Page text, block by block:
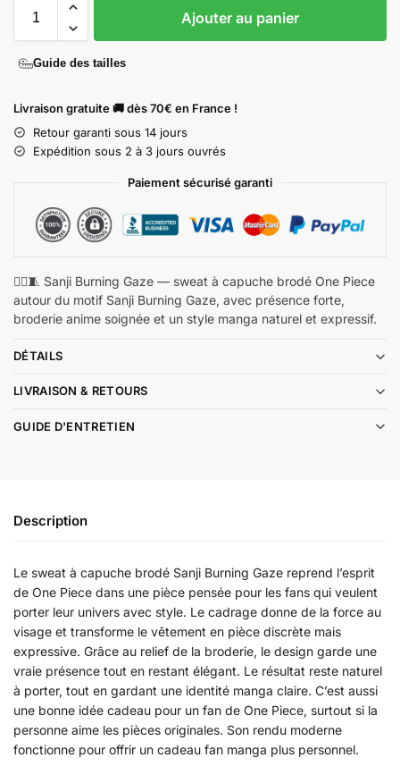
Ajouter au panier
Guide des tailles
Livraison gratuite 🚚 dès 70€ en France !
Retour garanti sous 14 jours
Expédition sous 2 à 3 jours ouvrés
Paiement sécurisé garanti
🏴‍☠️🧵 Sanji Burning Gaze — sweat à capuche brodé One Piece
autour du motif Sanji Burning Gaze, avec présence forte,
broderie anime soignée et un style manga naturel et expressif.
DÉTAILS
LIVRAISON & RETOURS
GUIDE D'ENTRETIEN
Description
Le sweat à capuche brodé Sanji Burning Gaze reprend l’esprit
de One Piece dans une pièce pensée pour les fans qui veulent
porter leur univers avec style. Le cadrage donne de la force au
visage et transforme le vêtement en pièce discrète mais
expressive. Grâce au relief de la broderie, le design garde une
vraie présence tout en restant élégant. Le résultat reste naturel
à porter, tout en gardant une identité manga claire. C’est aussi
une bonne idée cadeau pour un fan de One Piece, surtout si la
personne aime les pièces originales. Son rendu moderne
fonctionne pour offrir un cadeau fan manga plus personnel.